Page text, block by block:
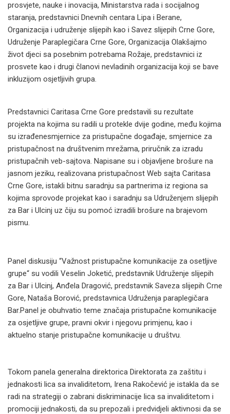
prosvjete, nauke i inovacija, Ministarstva rada i socijalnog
staranja, predstavnici Dnevnih centara Lipa i Berane,
Organizacija i udruženje slijepih kao i Savez slijepih Crne Gore,
Udruženje Paraplegičara Crne Gore, Organizacija Olakšajmo
život djeci sa posebnim potrebama Rožaje, predstavnici iz
prosvete kao i drugi članovi nevladinih organizacija koji se bave
inkluzijom osjetljivih grupa.
Predstavnici Caritasa Crne Gore predstavili su rezultate
projekta na kojima su radili u protekle dvije godine, među kojima
su izrađenesmjernice za pristupačne događaje, smjernice za
pristupačnost na društvenim mrežama, priručnik za izradu
pristupačnih veb-sajtova. Napisane su i objavljene brošure na
jasnom jeziku, realizovana pristupačnost Web sajta Caritasa
Crne Gore, istakli bitnu saradnju sa partnerima iz regiona sa
kojima sprovode projekat kao i saradnju sa Udruženjem slijepih
za Bar i Ulcinj uz čiju su pomoć izradili brošure na brajevom
pismu.
Panel diskusiju “Važnost pristupačne komunikacije za osetljive
grupe“ su vodili Veselin Joketić, predstavnik Udruženje slijepih
za Bar i Ulcinj, Anđela Dragović, predstavnik Saveza slijepih Crne
Gore, Nataša Borović, predstavnica Udruženja paraplegičara
Bar.Panel je obuhvatio teme značaja pristupačne komunikacije
za osjetljive grupe, pravni okvir i njegovu primjenu, kao i
aktuelno stanje pristupačne komunikacije u društvu.
Tokom panela generalna direktorica Direktorata za zaštitu i
jednakosti lica sa invaliditetom, Irena Rakočević je istakla da se
radi na strategiji o zabrani diskriminacije lica sa invaliditetom i
promociji jednakosti, da su prepozali i predvidjeli aktivnosi da se